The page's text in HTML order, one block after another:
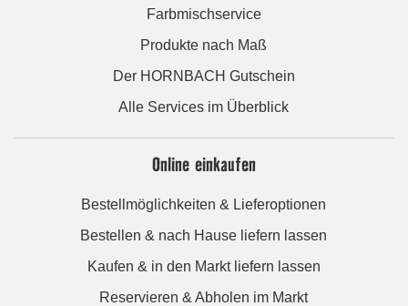
Farbmischservice
Produkte nach Maß
Der HORNBACH Gutschein
Alle Services im Überblick
Online einkaufen
Bestellmöglichkeiten & Lieferoptionen
Bestellen & nach Hause liefern lassen
Kaufen & in den Markt liefern lassen
Reservieren & Abholen im Markt